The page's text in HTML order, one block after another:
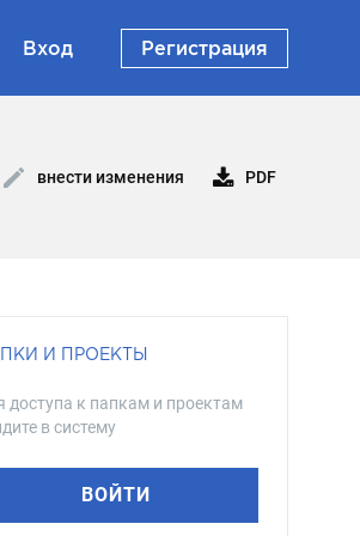
Вход Регистрация
внести изменения PDF
И ПРОЕКТЫ
доступа к папкам и проектам
в систему
ВОЙТИ